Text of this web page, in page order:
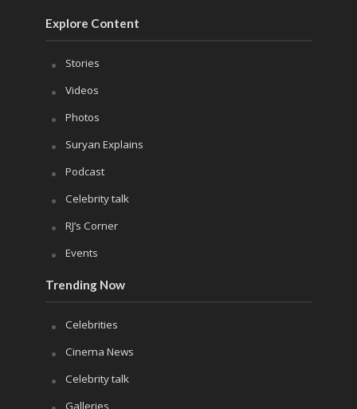
Explore Content
Stories
Videos
Photos
Suryan Explains
Podcast
Celebrity talk
RJ’s Corner
Events
Trending Now
Celebrities
Cinema News
Celebrity talk